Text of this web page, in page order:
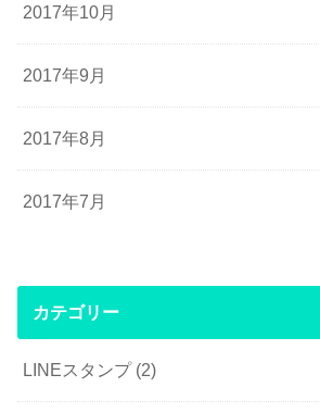
2017年10月
2017年9月
2017年8月
2017年7月
カテゴリー
LINEスタンプ (2)